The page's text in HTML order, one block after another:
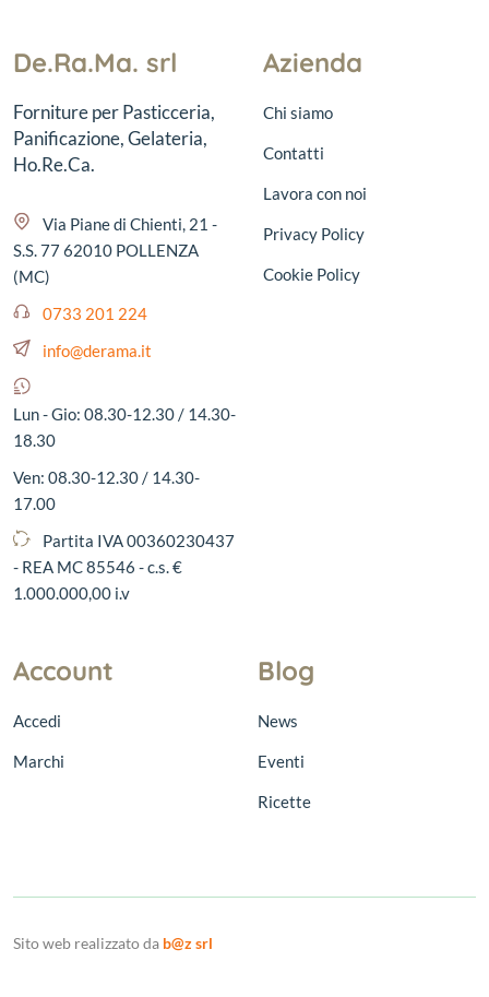
De.Ra.Ma. srl
Forniture per Pasticceria,
Panificazione, Gelateria,
Ho.Re.Ca.
Via Piane di Chienti, 21 -
S.S. 77 62010 POLLENZA
(MC)
0733 201 224
info@derama.it
Lun - Gio: 08.30-12.30 / 14.30-
18.30
Ven: 08.30-12.30 / 14.30-
17.00
Partita IVA 00360230437
- REA MC 85546 - c.s. €
1.000.000,00 i.v
Azienda
Chi siamo
Contatti
Lavora con noi
Privacy Policy
Cookie Policy
Account
Accedi
Marchi
Blog
News
Eventi
Ricette
Sito web realizzato da b@z srl